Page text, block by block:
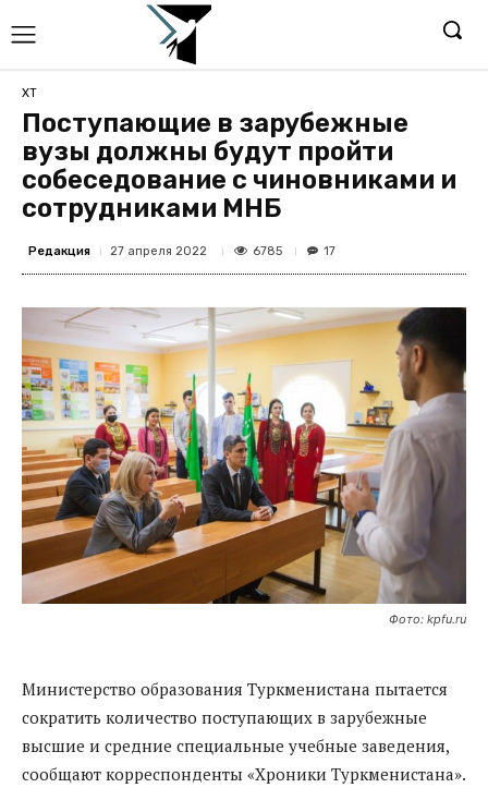
ХТ
Поступающие в зарубежные
вузы должны будут пройти
собеседование с чиновниками и
сотрудниками МНБ
Редакция 27 апреля 2022 6785 17
Фото: kpfu.ru
Министерство образования Туркменистана пытается
сократить количество поступающих в зарубежные
высшие и средние специальные учебные заведения,
сообщают корреспонденты «Хроники Туркменистана».